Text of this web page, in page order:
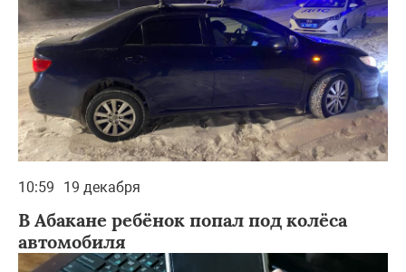
10:59 19 декабря
В Абакане ребёнок попал под колёса
автомобиля